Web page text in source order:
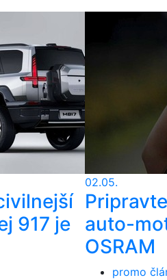
917 je
02.05.
auto-
OSRAM
promo